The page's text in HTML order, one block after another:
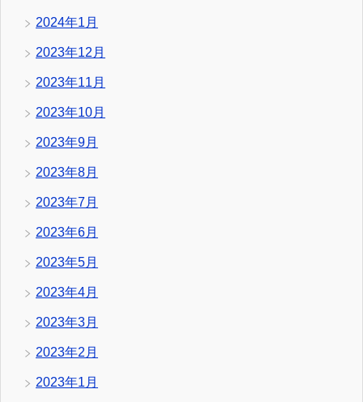
2024年1月
2023年12月
2023年11月
2023年10月
2023年9月
2023年8月
2023年7月
2023年6月
2023年5月
2023年4月
2023年3月
2023年2月
2023年1月